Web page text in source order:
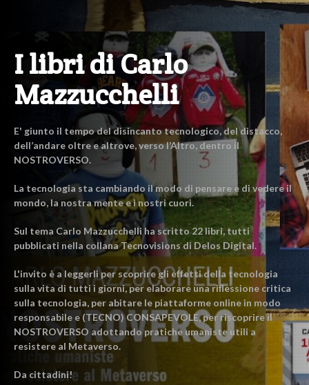
I libri di Carlo
Mazzucchelli
E' giunto il tempo del disincanto tecnologico, del distacco,
dell’andare oltre e altrove, verso l’Altro, dentro il
NOSTROVERSO.
La tecnologia sta cambiando il modo di pensare e di vedere il
mondo, la nostra mente e i nostri cuori.
Sul tema Carlo Mazzucchelli ha scritto 22 libri, tutti
pubblicati nella collana Tecnovisions di Delos Digital.
L'invito è a leggerli per scoprire gli effetti della tecnologia
sulla vita di tutti i giorni, per elaborare una riflessione critica
sulla tecnologia, per abitare le piattaforme online in modo
responsabile e (TECNO) CONSAPEVOLE, per riscoprire il
NOSTROVERSO adottando pratiche umaniste utili a
resistere al Metaverso.
Da cittadini!